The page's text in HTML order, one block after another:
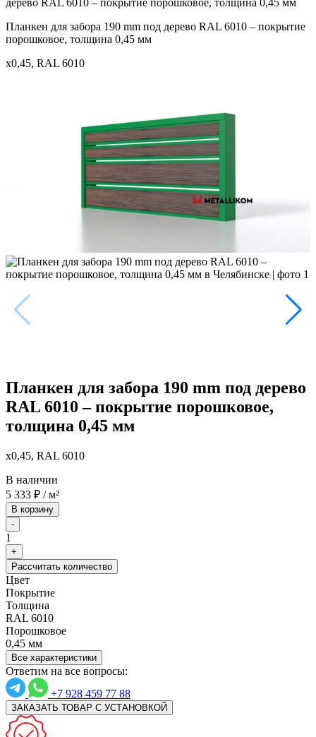
Планкен для забора 190 mm под дерево RAL 6010 – покрытие
порошковое, толщина 0,45 мм
x0,45, RAL 6010
Планкен для забора 190 mm под дерево
RAL 6010 – покрытие порошковое,
толщина 0,45 мм
x0,45, RAL 6010
В наличии
5 333 ₽ / м²
В корзину
-
1
+
Рассчитать количество
Цвет
Покрытие
Толщина
RAL 6010
Порошковое
0,45 мм
Все характеристики
Ответим на все вопросы:
+7 928 459 77 88
ЗАКАЗАТЬ ТОВАР С УСТАНОВКОЙ